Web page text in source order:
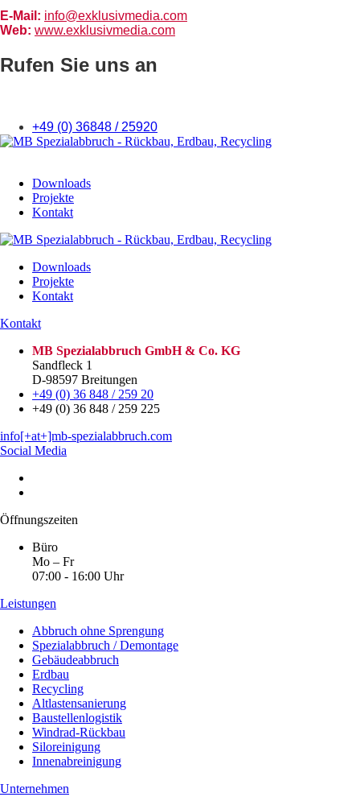
E-Mail: info@exklusivmedia.com
Web: www.exklusivmedia.com
Rufen Sie uns an
+49 (0) 36848 / 25920
Downloads
Projekte
Kontakt
Downloads
Projekte
Kontakt
Kontakt
MB Spezialabbruch GmbH & Co. KG
Sandfleck 1
D-98597 Breitungen
+49 (0) 36 848 / 259 20
+49 (0) 36 848 / 259 225
info[+at+]mb-spezialabbruch.com
Social Media
Öffnungszeiten
Büro
Mo – Fr
07:00 - 16:00 Uhr
Leistungen
Abbruch ohne Sprengung
Spezialabbruch / Demontage
Gebäudeabbruch
Erdbau
Recycling
Altlastensanierung
Baustellenlogistik
Windrad-Rückbau
Siloreinigung
Innenabreinigung
Unternehmen